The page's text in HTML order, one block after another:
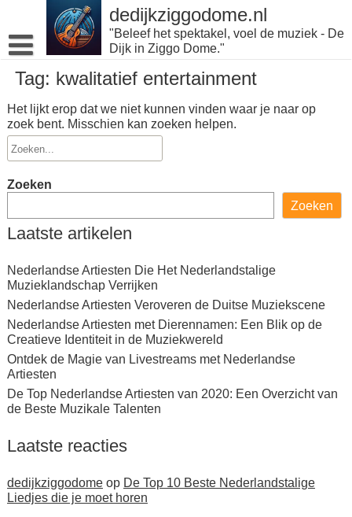
inhoud
gaan
dedijkziggodome.nl
"Beleef het spektakel, voel de muziek - De
Dijk in Ziggo Dome."
Tag: kwalitatief entertainment
Het lijkt erop dat we niet kunnen vinden waar je naar op
zoek bent. Misschien kan zoeken helpen.
Zoeken
Zoeken
Laatste artikelen
Nederlandse Artiesten Die Het Nederlandstalige
Muzieklandschap Verrijken
Nederlandse Artiesten Veroveren de Duitse Muziekscene
Nederlandse Artiesten met Dierennamen: Een Blik op de
Creatieve Identiteit in de Muziekwereld
Ontdek de Magie van Livestreams met Nederlandse
Artiesten
De Top Nederlandse Artiesten van 2020: Een Overzicht van
de Beste Muzikale Talenten
Laatste reacties
dedijkziggodomeop De Top 10 Beste Nederlandstalige
Liedjes die je moet horen